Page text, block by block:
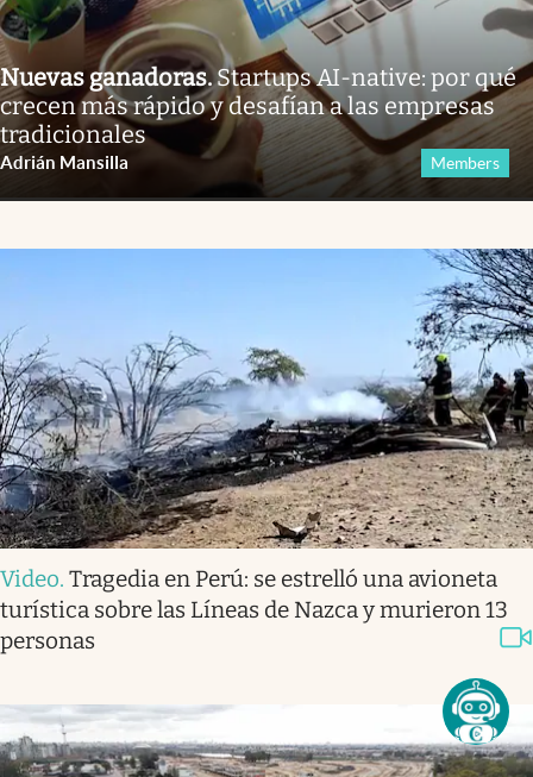
Nuevas ganadoras.Startups AI-native: por qué
crecen más rápido y desafían a las empresas
tradicionales
Adrián Mansilla Members
Video. Tragedia en Perú: se estrelló una avioneta
turística sobre las Líneas de Nazca y murieron 13
personas